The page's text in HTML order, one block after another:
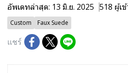
อัพเดทล่าสุด: 13 มิ.ย. 2025 518 ผู้เ
Custom Faux Suede
แชร์